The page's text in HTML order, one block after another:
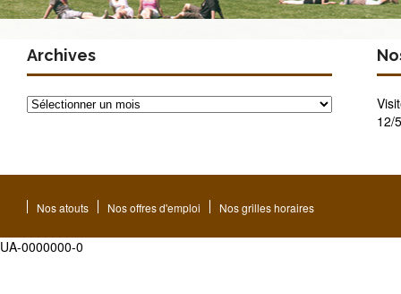
Archives
Archives
12/
Nos atouts Nos offres d'emploi Nos grilles horaires
UA-0000000-0